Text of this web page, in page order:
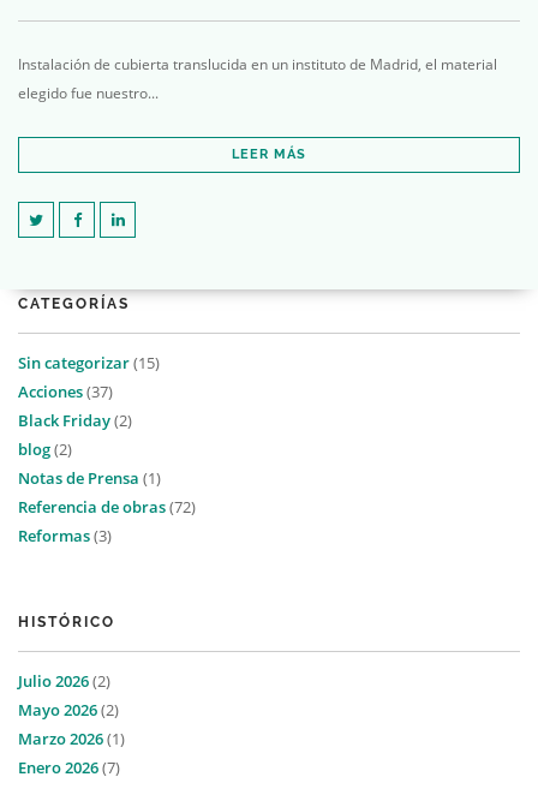
Instalación de cubierta translucida en un instituto de Madrid, el material
elegido fue nuestro...
LEER MÁS
CATEGORÍAS
Sin categorizar(15)
Acciones(37)
Black Friday(2)
blog(2)
Notas de Prensa (1)
Referencia de obras(72)
Reformas(3)
HISTÓRICO
Julio 2026(2)
Mayo 2026(2)
Marzo 2026(1)
Enero 2026(7)